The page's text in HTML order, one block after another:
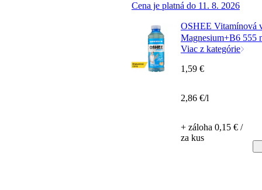
Cena je platná do 11. 8. 2026
OSHEE Vitamínová
Magnesium+B6 555
Viac z kategórie
1,59 €
2,86 €/l
+ záloha 0,15 € /
za kus